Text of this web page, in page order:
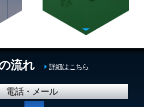
流れ 詳細はこちら
電話・メール